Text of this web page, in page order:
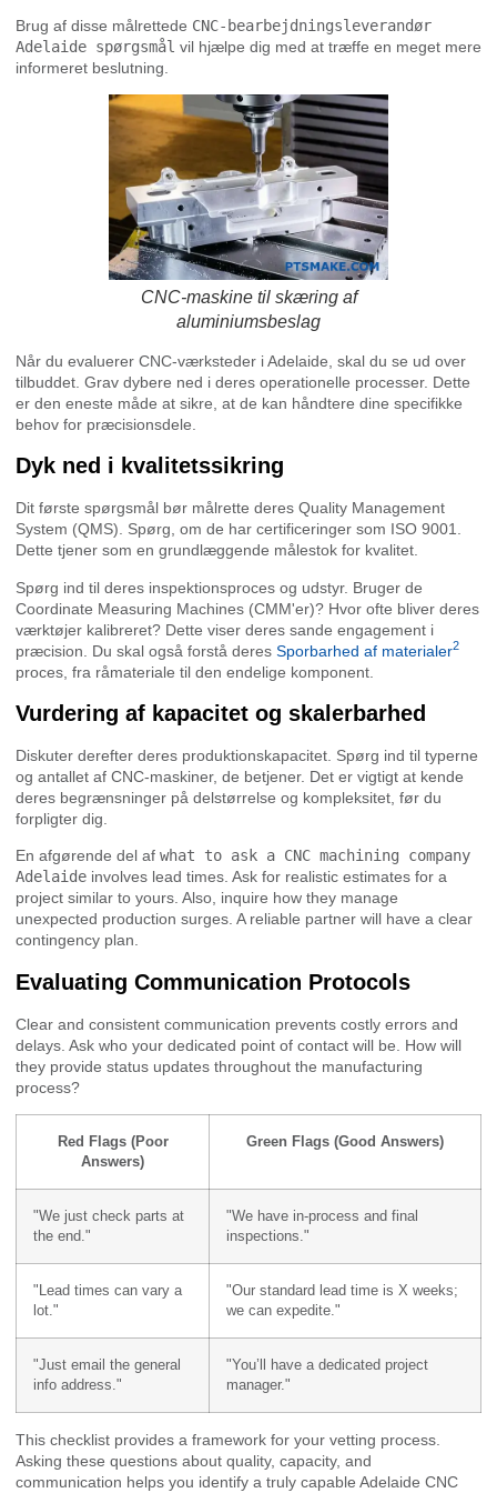
Brug af disse målrettede CNC-bearbejdningsleverandør
Adelaide spørgsmål vil hjælpe dig med at træffe en meget mere
informeret beslutning.
CNC-maskine til skæring af
aluminiumsbeslag
Når du evaluerer CNC-værksteder i Adelaide, skal du se ud over
tilbuddet. Grav dybere ned i deres operationelle processer. Dette
er den eneste måde at sikre, at de kan håndtere dine specifikke
behov for præcisionsdele.
Dyk ned i kvalitetssikring
Dit første spørgsmål bør målrette deres Quality Management
System (QMS). Spørg, om de har certificeringer som ISO 9001.
Dette tjener som en grundlæggende målestok for kvalitet.
Spørg ind til deres inspektionsproces og udstyr. Bruger de
Coordinate Measuring Machines (CMM'er)? Hvor ofte bliver deres
værktøjer kalibreret? Dette viser deres sande engagement i
præcision. Du skal også forstå deres Sporbarhed af materialer2
proces, fra råmateriale til den endelige komponent.
Vurdering af kapacitet og skalerbarhed
Diskuter derefter deres produktionskapacitet. Spørg ind til typerne
og antallet af CNC-maskiner, de betjener. Det er vigtigt at kende
deres begrænsninger på delstørrelse og kompleksitet, før du
forpligter dig.
En afgørende del af what to ask a CNC machining company
Adelaide involves lead times. Ask for realistic estimates for a
project similar to yours. Also, inquire how they manage
unexpected production surges. A reliable partner will have a clear
contingency plan.
Evaluating Communication Protocols
Clear and consistent communication prevents costly errors and
delays. Ask who your dedicated point of contact will be. How will
they provide status updates throughout the manufacturing
process?
Red Flags (Poor
Answers)
Green Flags (Good Answers)
"We just check parts at
the end."
"We have in-process and final
inspections."
"Lead times can vary a
lot."
"Our standard lead time is X weeks;
we can expedite."
"Just email the general
info address."
"You’ll have a dedicated project
manager."
This checklist provides a framework for your vetting process.
Asking these questions about quality, capacity, and
communication helps you identify a truly capable Adelaide CNC